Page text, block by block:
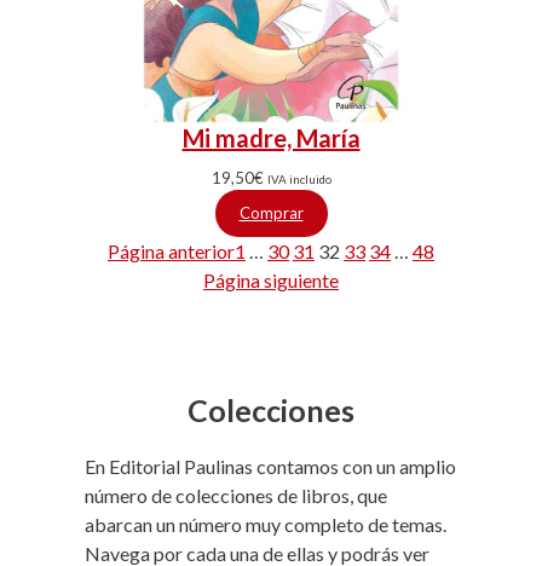
Mi madre, María
19,50€ IVA incluido
Comprar
Página anterior1 … 30 31 32 33 34… 48
Página siguiente
Colecciones
En Editorial Paulinas contamos con un amplio
número de colecciones de libros, que
abarcan un número muy completo de temas.
Navega por cada una de ellas y podrás ver